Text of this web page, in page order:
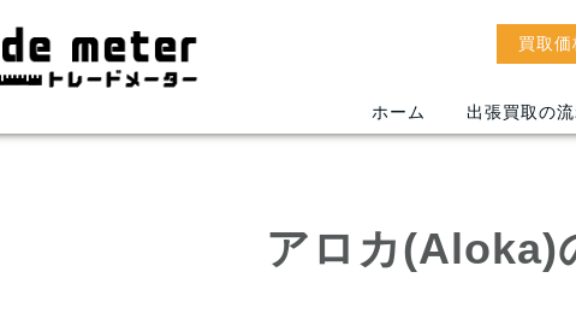
買取価
ホーム 出張買取の
アロカ(Aloka)